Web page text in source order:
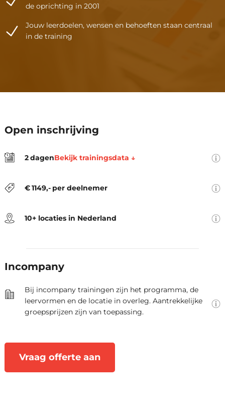
de oprichting in 2001
Jouw leerdoelen, wensen en behoeften staan centraal
in de training
Open inschrijving
2dagenBekijk trainingsdata ↓
€1149,- per deelnemer
locatie, trainingsmateriaal, lunch,
10+ locaties in Nederland
Groningen, Hengelo, Rotterdam,
Incompany
Bij incompany trainingen zijn het programma, de
leervormen en de locatie in overleg. Aantrekkelijke
groepsprijzen zijn van toepassing.
Vraag offerte aan